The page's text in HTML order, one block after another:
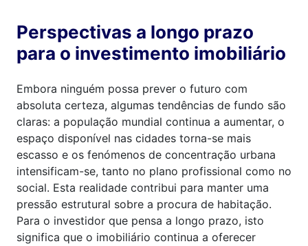
Perspectivas a longo prazo
para o investimento imobiliário
Embora ninguém possa prever o futuro com
absoluta certeza, algumas tendências de fundo são
claras: a população mundial continua a aumentar, o
espaço disponível nas cidades torna-se mais
escasso e os fenómenos de concentração urbana
intensificam-se, tanto no plano profissional como no
social. Esta realidade contribui para manter uma
pressão estrutural sobre a procura de habitação.
Para o investidor que pensa a longo prazo, isto
significa que o imobiliário continua a oferecer